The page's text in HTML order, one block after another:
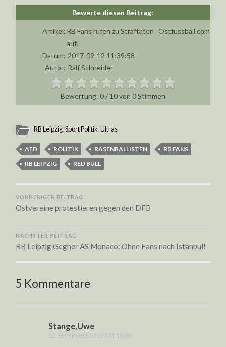
Artikel: RB Fans rufen zu Straftaten
auf!
Ostfussball.com
Datum: 2017-09-12 11:39:58
Autor: Ralf Schneider
0/ 10von 0Stimmen
RB Leipzig,Sport Politik,Ultras
AFD POLITIK RASENBALLISTEN
RB FANS
RB LEIPZIG
RED BULL
VORHERIGER BEITRAG
Ostvereine protestieren gegen den DFB
NÄCHSTER BEITRAG
RB Leipzig Gegner AS Monaco: Ohne Fans nach Istanbul!
5 Kommentare
Stange,Uwe
12. SEPTEMBER 2017 AT 13:03